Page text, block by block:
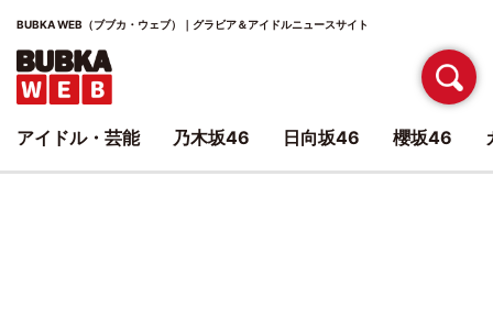
BUBKA WEB（ブブカ・ウェブ）｜グラビア＆アイドルニュースサイト
アイドル・芸能 乃木坂46 日向坂46 櫻坂46